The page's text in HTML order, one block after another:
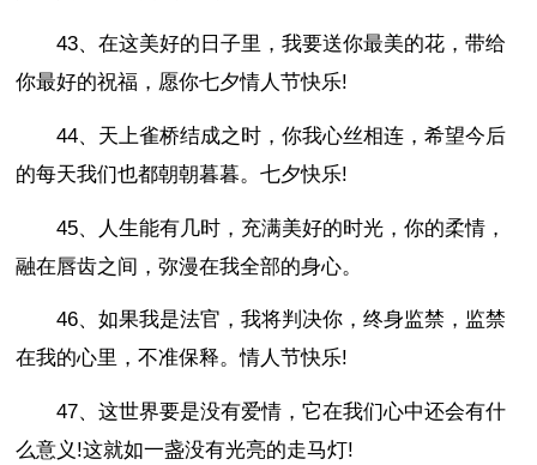
43、在这美好的日子里，我要送你最美的花，带给
你最好的祝福，愿你七夕情人节快乐!
44、天上雀桥结成之时，你我心丝相连，希望今后
的每天我们也都朝朝暮暮。七夕快乐!
45、人生能有几时，充满美好的时光，你的柔情，
融在唇齿之间，弥漫在我全部的身心。
46、如果我是法官，我将判决你，终身监禁，监禁
在我的心里，不准保释。情人节快乐!
47、这世界要是没有爱情，它在我们心中还会有什
么意义!这就如一盏没有光亮的走马灯!